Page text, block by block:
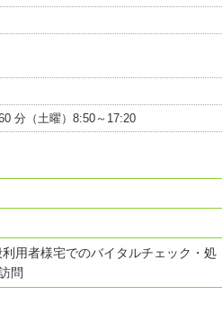
分（土曜）8:50～17:20
用者様宅でのバイタルチェック・処
問